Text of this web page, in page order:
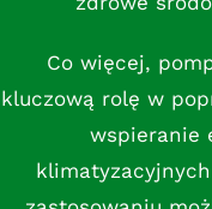
Co więcej,
kluczową rolę w
wspieranie